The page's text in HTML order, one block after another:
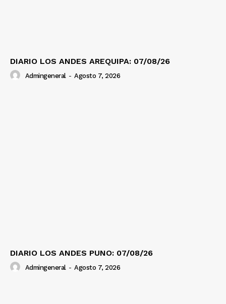
DIARIO LOS ANDES AREQUIPA: 07/08/26
Admingeneral - Agosto 7, 2026
DIARIO LOS ANDES PUNO: 07/08/26
Admingeneral - Agosto 7, 2026